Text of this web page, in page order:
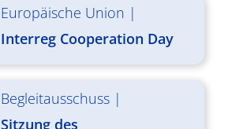
n
,
Europäische Union |
Interreg Cooperation Day
Begleitausschuss |
Sitzung des